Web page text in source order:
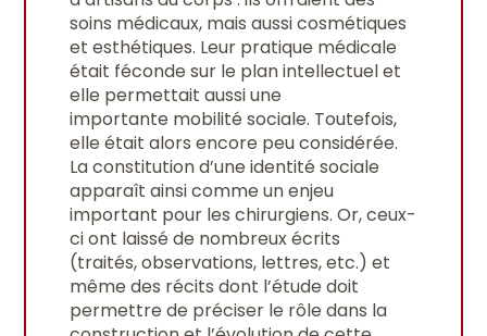
soins médicaux, mais aussi cosmétiques
et esthétiques. Leur pratique médicale
était féconde sur le plan intellectuel et
elle permettait aussi une
importante mobilité sociale. Toutefois,
elle était alors encore peu considérée.
La constitution d’une identité sociale
apparaît ainsi comme un enjeu
important pour les chirurgiens. Or, ceux-
ci ont laissé de nombreux écrits
(traités, observations, lettres, etc.) et
même des récits dont l’étude doit
permettre de préciser le rôle dans la